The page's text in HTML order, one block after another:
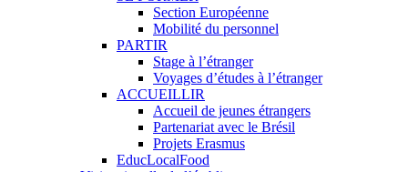
Section Européenne
Mobilité du personnel
PARTIR
Stage à l’étranger
Voyages d’études à l’étranger
ACCUEILLIR
Accueil de jeunes étrangers
Partenariat avec le Brésil
Projets Erasmus
EducLocalFood